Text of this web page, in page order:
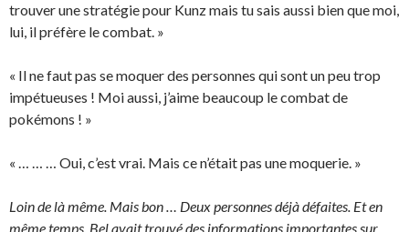
trouver une stratégie pour Kunz mais tu sais aussi bien que moi,
lui, il préfère le combat. »
« Il ne faut pas se moquer des personnes qui sont un peu trop
impétueuses ! Moi aussi, j’aime beaucoup le combat de
pokémons ! »
« … … … Oui, c’est vrai. Mais ce n’était pas une moquerie. »
Loin de là même. Mais bon … Deux personnes déjà défaites. Et en
même temps, Bel avait trouvé des informations importantes sur